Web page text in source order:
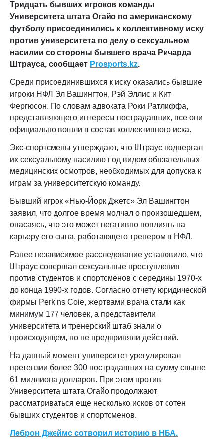
Тридцать бывших игроков команды
Университета штата Огайо по американскому
футболу присоединились к коллективному иску
против университета по делу о сексуальном
насилии со стороны бывшего врача Ричарда
Штрауса, сообщает Prosports.kz.
Среди присоединившихся к иску оказались бывшие
игроки НФЛ Эл Вашингтон, Рэй Эллис и Кит
Фергюсон. По словам адвоката Роки Ратлиффа,
представляющего интересы пострадавших, все они
официально вошли в состав коллективного иска.
Экс-спортсмены утверждают, что Штраус подвергал
их сексуальному насилию под видом обязательных
медицинских осмотров, необходимых для допуска к
играм за университетскую команду.
Бывший игрок «Нью-Йорк Джетс» Эл Вашингтон
заявил, что долгое время молчал о произошедшем,
опасаясь, что это может негативно повлиять на
карьеру его сына, работающего тренером в НФЛ.
Ранее независимое расследование установило, что
Штраус совершал сексуальные преступления
против студентов и спортсменов с середины 1970-х
до конца 1990-х годов. Согласно отчету юридической
фирмы Perkins Coie, жертвами врача стали как
минимум 177 человек, а представители
университета и тренерский штаб знали о
происходящем, но не предприняли действий.
На данный момент университет урегулировал
претензии более 300 пострадавших на сумму свыше
61 миллиона долларов. При этом против
Университета штата Огайо продолжают
рассматриваться еще несколько исков от сотен
бывших студентов и спортсменов.
Леброн Джеймс сотворил историю в НБА.